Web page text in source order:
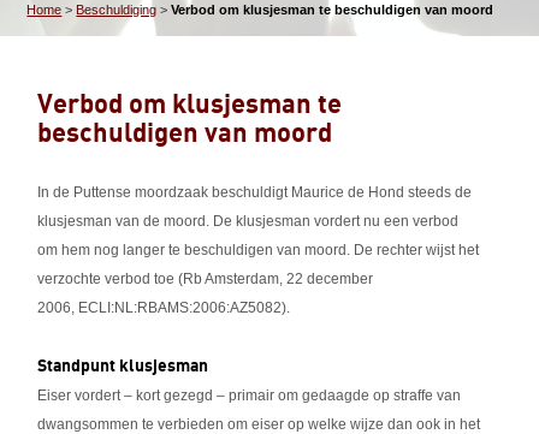
Home > Beschuldiging >Verbod om klusjesman te beschuldigen van moord
Verbod om klusjesman te
beschuldigen van moord
In de Puttense moordzaak beschuldigt Maurice de Hond steeds de
klusjesman van de moord. De klusjesman vordert nu een verbod
om hem nog langer te beschuldigen van moord. De rechter wijst het
verzochte verbod toe (Rb Amsterdam, 22 december
2006, ECLI:NL:RBAMS:2006:AZ5082).
Standpunt klusjesman
Eiser vordert – kort gezegd – primair om gedaagde op straffe van
dwangsommen te verbieden om eiser op welke wijze dan ook in het